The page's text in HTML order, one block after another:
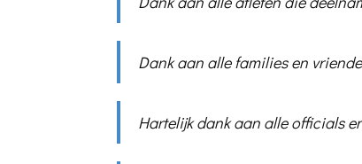
Dank aan alle families en
Hartelijk dank aan alle officials